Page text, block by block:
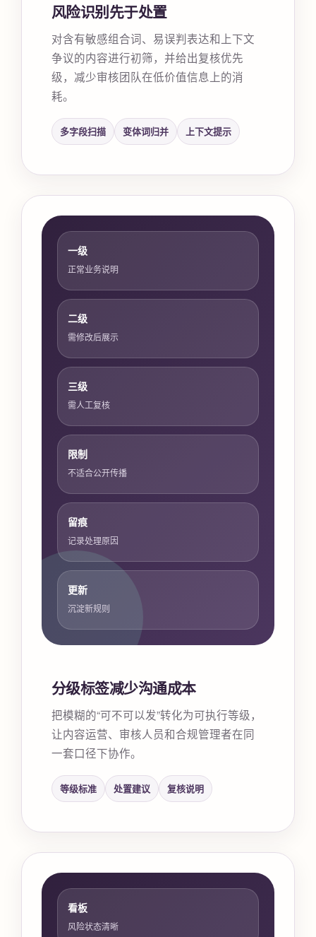
风险识别先于处置
对含有敏感组合词、易误判表达和上下文
争议的内容进行初筛，并给出复核优先
级，减少审核团队在低价值信息上的消
耗。
多字段扫描 变体词归并 上下文提示
一级
正常业务说明
二级
需修改后展示
三级
需人工复核
限制
不适合公开传播
留痕
记录处理原因
更新
沉淀新规则
分级标签减少沟通成本
把模糊的“可不可以发”转化为可执行等级，
让内容运营、审核人员和合规管理者在同
一套口径下协作。
等级标准 处置建议 复核说明
看板
风险状态清晰